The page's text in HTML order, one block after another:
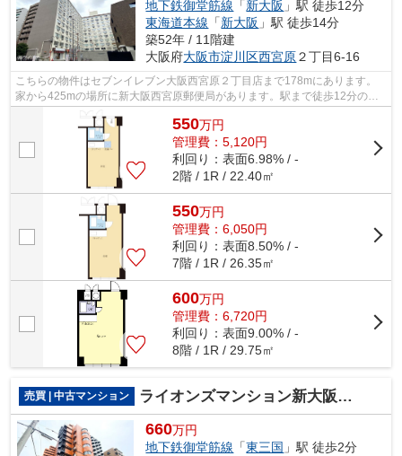
地下鉄御堂筋線 「新大阪 」駅 徒歩12分
東海道本線 「新大阪 」駅 徒歩14分
築52年 / 11階建
大阪府大阪市淀川区西宮原２丁目6-16
こちらの物件はセブンイレブン大阪西宮原２丁目店まで178mにあります。
家から425mの場所に新大阪西宮原郵便局があります。駅まで徒歩12分の物
件です。エレベーターが2基あります。大阪...
550万円
管理費：5,120円
利回り：表面6.98% / -
2階 / 1R / 22.40㎡
550万円
管理費：6,050円
利回り：表面8.50% / -
7階 / 1R / 26.35㎡
600万円
管理費：6,720円
利回り：表面9.00% / -
8階 / 1R / 29.75㎡
売買 | 中古マンション ライオンズマンション新大阪第５
660万円
地下鉄御堂筋線 「東三国 」駅 徒歩2分